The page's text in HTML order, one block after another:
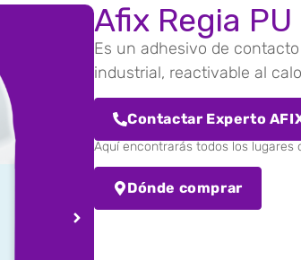
Afix Regia PU
Es un adhesivo de
industrial, reactivable al
Contactar Experto
Aquí encontrarás todos los lugares
Dónde comprar